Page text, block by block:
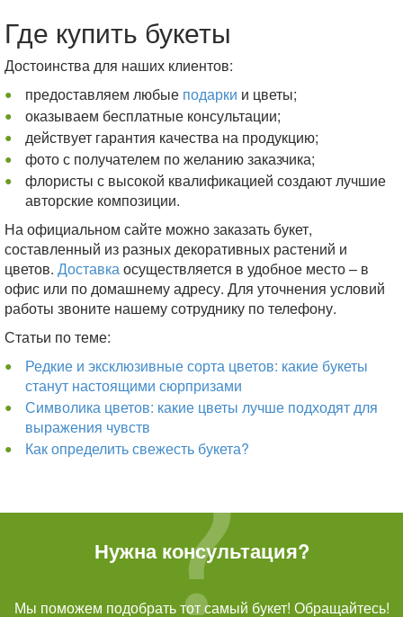
Где купить букеты
Достоинства для наших клиентов:
предоставляем любые подарки и цветы;
оказываем бесплатные консультации;
действует гарантия качества на продукцию;
фото с получателем по желанию заказчика;
флористы с высокой квалификацией создают лучшие
авторские композиции.
На официальном сайте можно заказать букет,
составленный из разных декоративных растений и
цветов. Доставкаосуществляется в удобное место – в
офис или по домашнему адресу. Для уточнения условий
работы звоните нашему сотруднику по телефону.
Статьи по теме:
Редкие и эксклюзивные сорта цветов: какие букеты
станут настоящими сюрпризами
Символика цветов: какие цветы лучше подходят для
выражения чувств
Как определить свежесть букета?
Нужна консультация?
Мы поможем подобрать тот самый букет! Обращайтесь!